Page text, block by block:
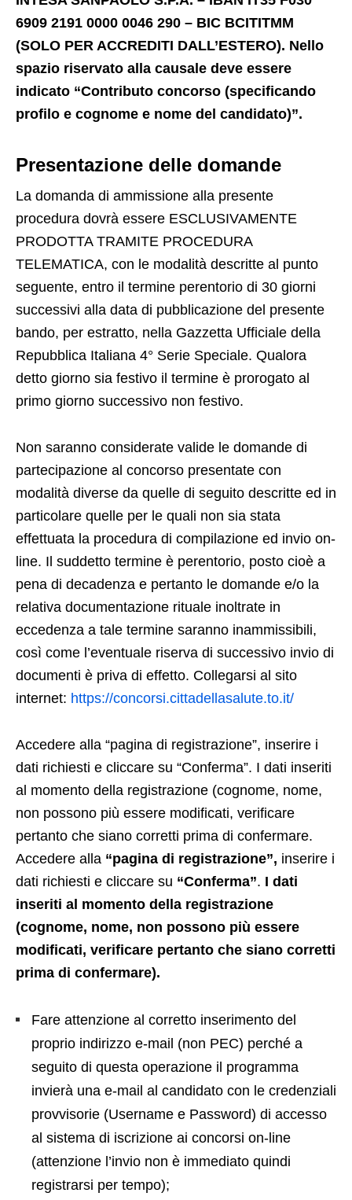
6909 2191 0000 0046 290 – BIC BCITITMM
(SOLO PER ACCREDITI DALL’ESTERO). Nello
spazio riservato alla causale deve essere
indicato “Contributo concorso (specificando
profilo e cognome e nome del candidato)”.
Presentazione delle domande
La domanda di ammissione alla presente
procedura dovrà essere ESCLUSIVAMENTE
PRODOTTA TRAMITE PROCEDURA
TELEMATICA, con le modalità descritte al punto
seguente, entro il termine perentorio di 30 giorni
successivi alla data di pubblicazione del presente
bando, per estratto, nella Gazzetta Ufficiale della
Repubblica Italiana 4° Serie Speciale. Qualora
detto giorno sia festivo il termine è prorogato al
primo giorno successivo non festivo.
Non saranno considerate valide le domande di
partecipazione al concorso presentate con
modalità diverse da quelle di seguito descritte ed in
particolare quelle per le quali non sia stata
effettuata la procedura di compilazione ed invio on-
line. Il suddetto termine è perentorio, posto cioè a
pena di decadenza e pertanto le domande e/o la
relativa documentazione rituale inoltrate in
eccedenza a tale termine saranno inammissibili,
così come l’eventuale riserva di successivo invio di
documenti è priva di effetto. Collegarsi al sito
internet: https://concorsi.cittadellasalute.to.it/
Accedere alla “pagina di registrazione”, inserire i
dati richiesti e cliccare su “Conferma”. I dati inseriti
al momento della registrazione (cognome, nome,
non possono più essere modificati, verificare
pertanto che siano corretti prima di confermare.
Accedere alla “pagina di registrazione”, inserire i
dati richiesti e cliccare su “Conferma”. I dati
inseriti al momento della registrazione
(cognome, nome, non possono più essere
modificati, verificare pertanto che siano corretti
prima di confermare).
Fare attenzione al corretto inserimento del
proprio indirizzo e-mail (non PEC) perché a
seguito di questa operazione il programma
invierà una e-mail al candidato con le credenziali
provvisorie (Username e Password) di accesso
al sistema di iscrizione ai concorsi on-line
(attenzione l’invio non è immediato quindi
registrarsi per tempo);